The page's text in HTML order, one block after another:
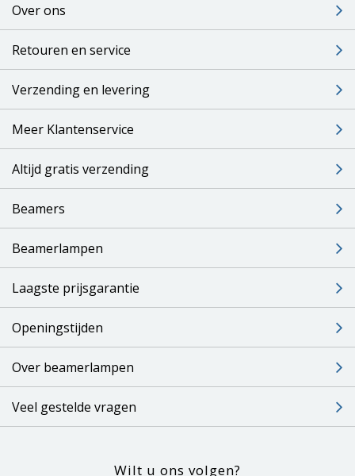
Over ons
Retouren en service
Verzending en levering
Meer Klantenservice
Altijd gratis verzending
Beamers
Beamerlampen
Laagste prijsgarantie
Openingstijden
Over beamerlampen
Veel gestelde vragen
Wilt u ons volgen?